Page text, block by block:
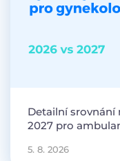
Detailní srovnání
2027 pro
5. 8. 2026